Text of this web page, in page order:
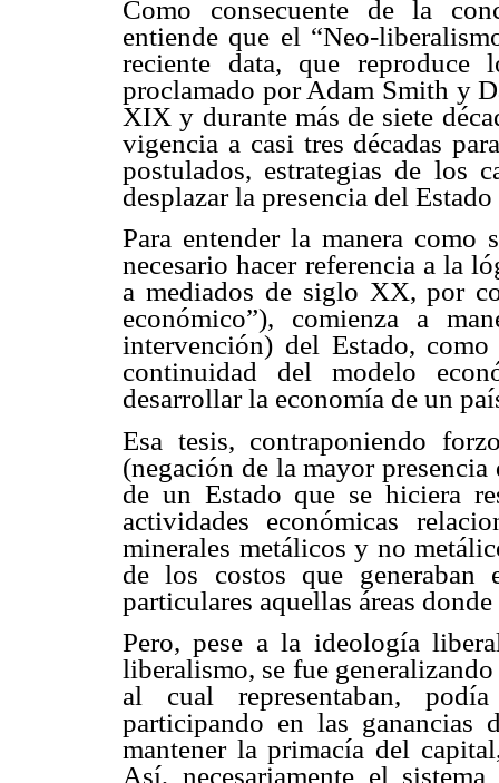
Como consecuente de la
entiende que el “Neo-
reciente data, que reproduce
proclamado por Adam Smith y
XIX y durante más de siete
vigencia a casi tres décadas
postulados, estrategias de los
desplazar la presencia del
Para entender la manera como
necesario hacer referencia a la
a mediados de siglo XX, por
económico”), comienza a
intervención) del Estado,
continuidad del modelo
desarrollar la economía de un
Esa tesis, contraponiendo
(negación de la mayor
de un Estado que se hiciera
actividades económicas
minerales metálicos y no
de los costos que generaban
particulares aquellas áreas
Pero, pese a la ideología
liberalismo, se fue
al cual representaban,
participando en las ganancias
mantener la primacía del
Así, necesariamente el